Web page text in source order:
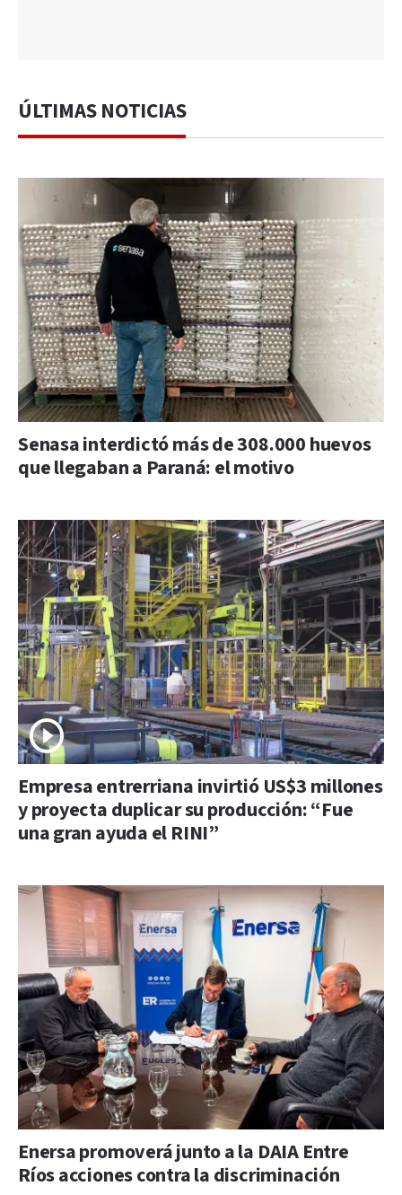
ÚLTIMAS NOTICIAS
Senasa interdictó más de 308.000 huevos
que llegaban a Paraná: el motivo
Empresa entrerriana invirtió US$3 millones
y proyecta duplicar su producción: “Fue
una gran ayuda el RINI”
Enersa promoverá junto a la DAIA Entre
Ríos acciones contra la discriminación